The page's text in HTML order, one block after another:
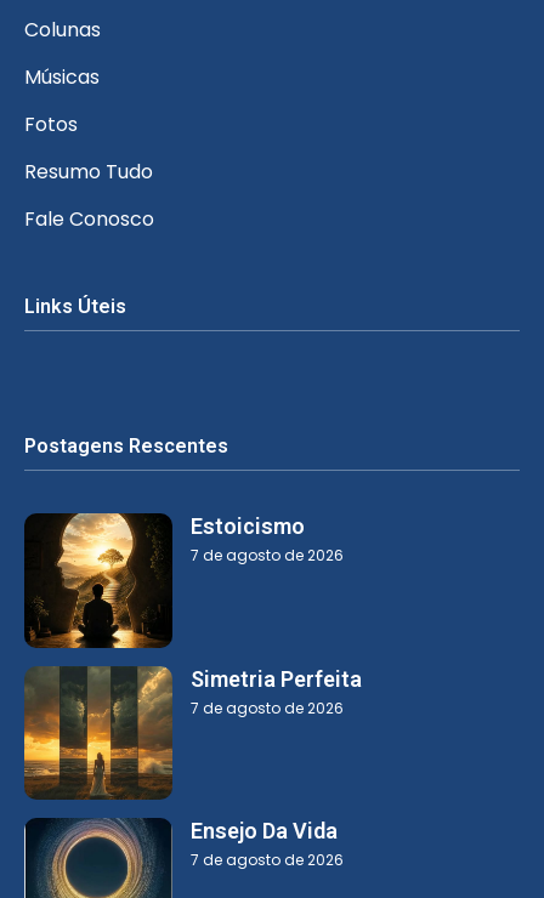
Colunas
Músicas
Fotos
Resumo Tudo
Fale Conosco
Links Úteis
Postagens Rescentes
Estoicismo
7 de agosto de 2026
Simetria Perfeita
7 de agosto de 2026
Ensejo Da Vida
7 de agosto de 2026